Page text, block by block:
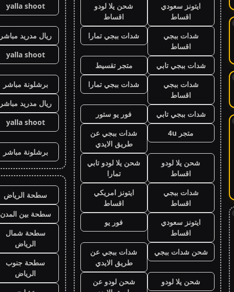
ايتونز سعودي
اقساط
شحن يلا لودو
اقساط
شدات ببجي
اقساط
شدات ببجي تمارا
شدات ببجي تابي
متجر تقسيط
شدات ببجي
اقساط
شدات ببجي تمارا
شدات ببجي تابي
فور يو ستور
متجر 4u
شدات ببجي عن
طريق الايدي
شحن يلا لودو
اقساط
شحن يلا لودو تابي
تمارا
شدات ببجي
اقساط
ايتونز امريكي
اقساط
ايتونز سعودي
اقساط
فور يو
شحن شدات ببجي
شدات ببجي عن
طريق الايدي
شحن يلا لودو
شحن لودو عن
yalla shoot
ريال مدريد مباشر
yalla shoot
برشلونة مباشر
ريال مدريد مباشر
yalla shoot
برشلونة مباشر
سطحة الرياض
سطحة بين المدن
سطحة شمال
الرياض
سطحة جنوب
الرياض